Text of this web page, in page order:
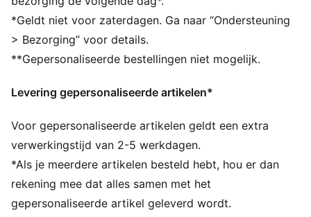
Synthetisch bovenwerk
Elastische veters en klittenbandsluiting voor snel aan-
en uittrekken
Formstrip van synthetisch materiaal
binnenzool
elastische veters voor een optimale pasvorm
KinderFit-inlegzoolprint voor de juiste pasvorm
PUMA voor peuters: aanbevolen voor peuters tussen
de 0 en 4 jaar
*Geldt niet voor zaterdagen. Ga naar “Ondersteuning
> Bezorging” voor details.
**Gepersonaliseerde bestellingen niet mogelijk.
Levering gepersonaliseerde artikelen*
Voor gepersonaliseerde artikelen geldt een extra
verwerkingstijd van 2-5 werkdagen.
*Als je meerdere artikelen besteld hebt, hou er dan
rekening mee dat alles samen met het
gepersonaliseerde artikel geleverd wordt.